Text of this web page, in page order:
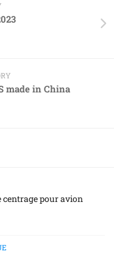
made in China
centrage pour avion